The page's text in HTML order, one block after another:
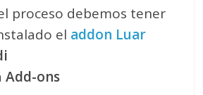
proceso debemos tener
el addon Luar
Add-ons